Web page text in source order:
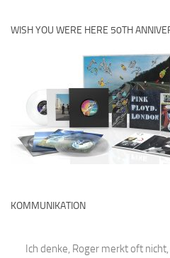
WISH YOU WERE HERE 50TH
KOMMUNIKATION
Ich denke, Roger merkt oft